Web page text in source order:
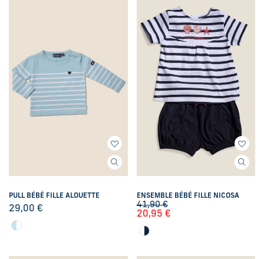
PULL BÉBÉ FILLE ALOUETTE
29,00 €
ENSEMBLE BÉBÉ FILLE NICOSA
41,90€
20,95 €